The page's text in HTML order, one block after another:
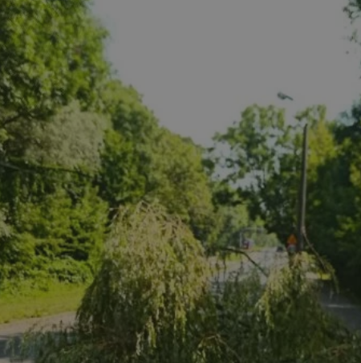
rudaslaska.com.pl
Ten plik cookie przechowuje
rudaslaska.com.pl
Ten plik cookie przechowuje
rudaslaska.com.pl
Ten plik cookie przechowuje
.tiktok.com
uwierzytelniania i
użytkownicy pozostają
zabezpieczone, jak poruszać się
internetową lub interakcji z jej
Cloudflare Inc.
.x.com
30 minut
Ten plik cookie służy do
Jest to korzystne dla strony
umożliwia tworzenie ważnych
korzystania z jej witryny
Cloudflare Inc.
.twitter.com
29 minut 59
sekund
Ten plik cookie służy do
Jest to korzystne dla strony
umożliwia tworzenie ważnych
korzystania z jej witryny
YouTube
.youtube.com
5 miesięcy 4
tygodnie
Ten plik cookie jest używany do
zgody użytkownika i wyboru
interakcji z witryną. Rejestruje
zgody odwiedzającego na
ustawienia prywatności,
preferencje zostaną
sesjach.
CookieScript
4 tygodnie 2 dni
Ten plik cookie jest używany
Polityce prywatności Google